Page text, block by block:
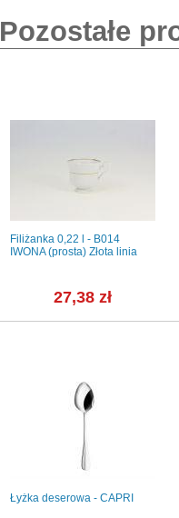
Pozostałe
Filiżanka 0,22 l - B014
IWONA (prosta) Złota linia
27,38 zł
Łyżka deserowa - CAPRI